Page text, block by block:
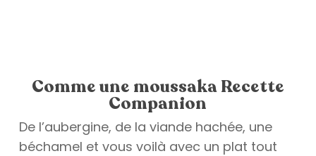
Comme une moussaka Recette
Companion
De l’aubergine, de la viande hachée, une
béchamel et vous voilà avec un plat tout